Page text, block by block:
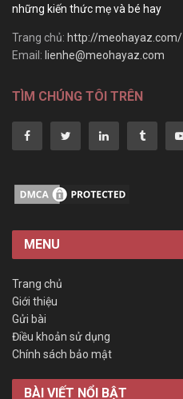
những kiến thức mẹ và bé hay
Trang chủ: http://meohayaz.com/
Email: lienhe@meohayaz.com
TÌM CHÚNG TÔI TRÊN
MENU
Trang chủ
Giới thiệu
Gửi bài
Điều khoản sử dụng
Chính sách bảo mật
BÀI VIẾT NỔI BẬT